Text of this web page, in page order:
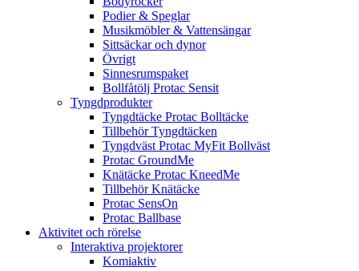
Podier & Speglar
Musikmöbler & Vattensängar
Sittsäckar och dynor
Övrigt
Sinnesrumspaket
Bollfåtölj Protac Sensit
Tyngdprodukter
Tyngdtäcke Protac Bolltäcke
Tillbehör Tyngdtäcken
Tyngdväst Protac MyFit Bollväst
Protac GroundMe
Knätäcke Protac KneedMe
Tillbehör Knätäcke
Protac SensOn
Protac Ballbase
Aktivitet och rörelse
Interaktiva projektorer
Komiaktiv